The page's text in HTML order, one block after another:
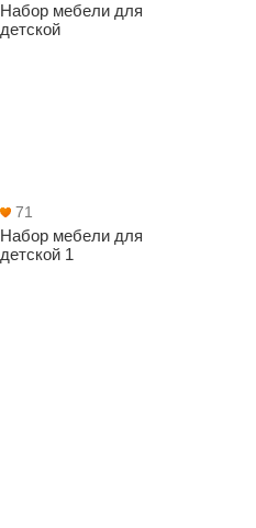
Набор мебели для
детской
71
Набор мебели для
детской 1